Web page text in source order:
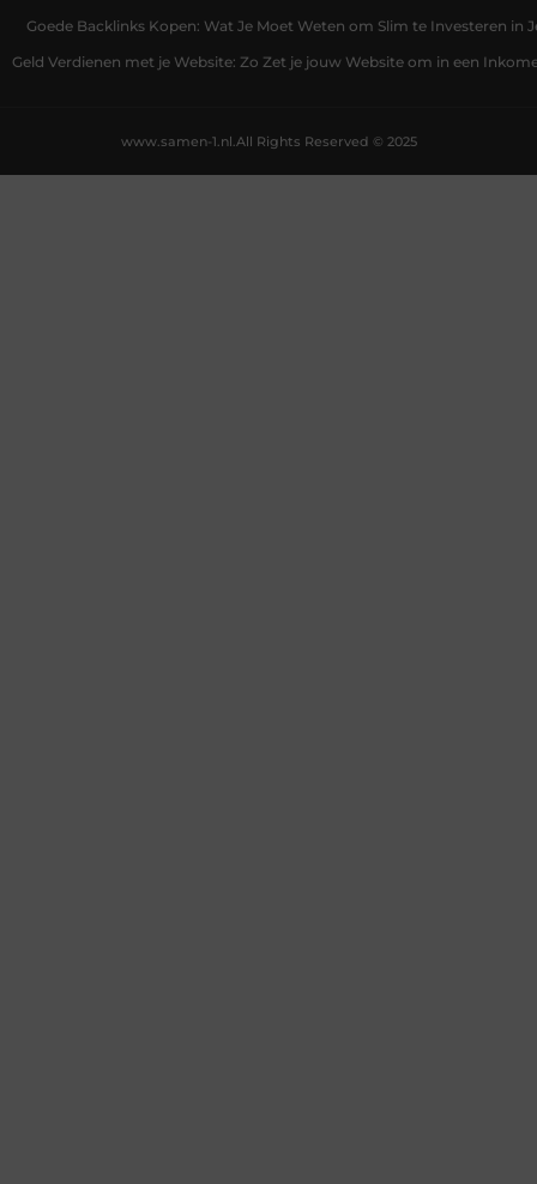
Goede Backlinks Kopen: Wat Je Moet Weten om Slim te Investeren in
Geld Verdienen met je Website: Zo Zet je jouw Website om in een
All Rights Reserved © 2025
www.samen-1.nl.